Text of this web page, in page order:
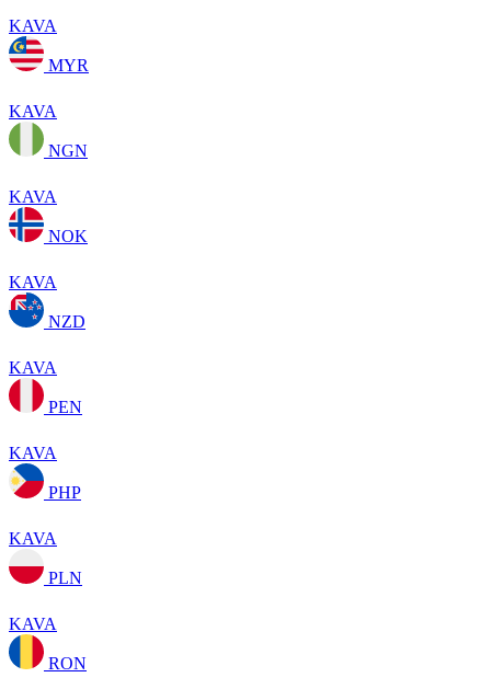
KAVA
MYR
KAVA
NGN
KAVA
NOK
KAVA
NZD
KAVA
PEN
KAVA
PHP
KAVA
PLN
KAVA
RON